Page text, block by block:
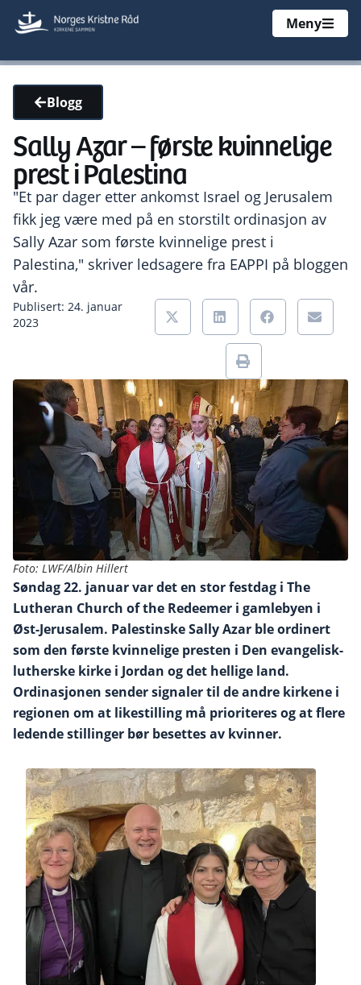
Meny
Blogg
Sally Azar – første kvinnelige
prest i Palestina
"Et par dager etter ankomst Israel og Jerusalem
fikk jeg være med på en storstilt ordinasjon av
Sally Azar som første kvinnelige prest i
Palestina," skriver ledsagere fra EAPPI på bloggen
vår.
Publisert: 24. januar
2023
Foto: LWF/Albin Hillert
Søndag 22. januar var det en stor festdag i The
Lutheran Church of the Redeemer i gamlebyen i
Øst-Jerusalem. Palestinske Sally Azar ble ordinert
som den første kvinnelige presten i Den evangelisk-
lutherske kirke i Jordan og det hellige land.
Ordinasjonen sender signaler til de andre kirkene i
regionen om at likestilling må prioriteres og at flere
ledende stillinger bør besettes av kvinner.